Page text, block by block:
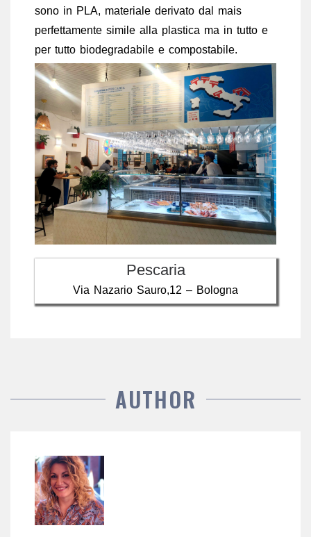
sono in PLA, materiale derivato dal mais
perfettamente simile alla plastica ma in tutto e
per tutto biodegradabile e compostabile.
Pescaria
Via Nazario Sauro,12 – Bologna
AUTHOR